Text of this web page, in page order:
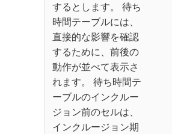
するとします。 待ち
時間テーブルには、
直接的な影響を確認
するために、前後の
動作が並べて表示さ
れます。 待ち時間テ
ーブルのインクルー
ジョン前のセルは、
インクルージョン期